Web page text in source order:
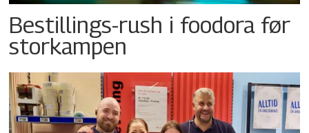
Bestillings-rush i foodora før
storkampen